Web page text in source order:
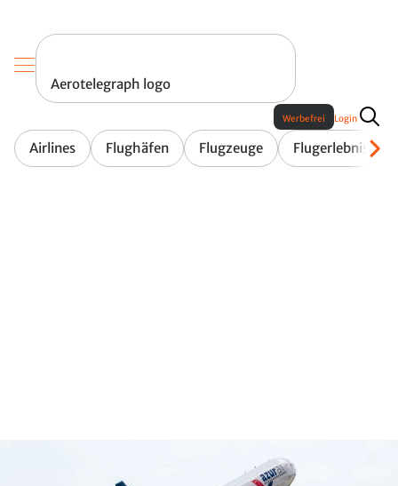
Aerotelegraph logo
Airlines Flughäfen Flugzeuge Flugerlebnis
Werbefrei Login